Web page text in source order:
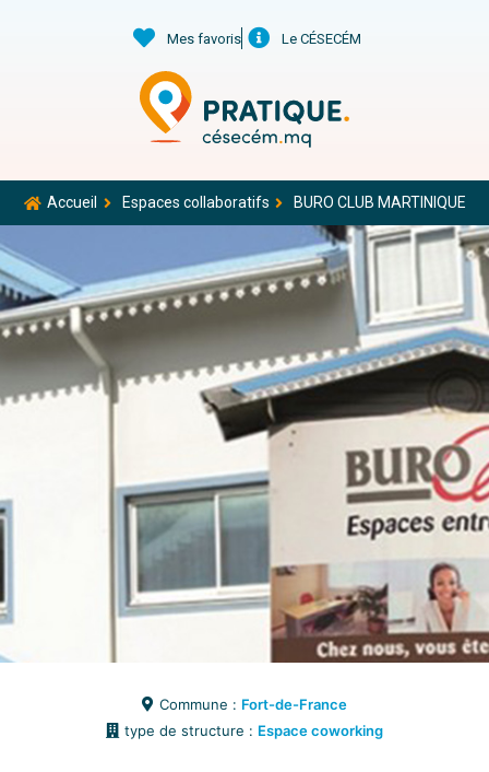
Mes favoris Le CÉSECÉM
Accueil Espaces collaboratifs BURO CLUB MARTINIQUE
Commune : Fort-de-France
type de structure : Espace coworking